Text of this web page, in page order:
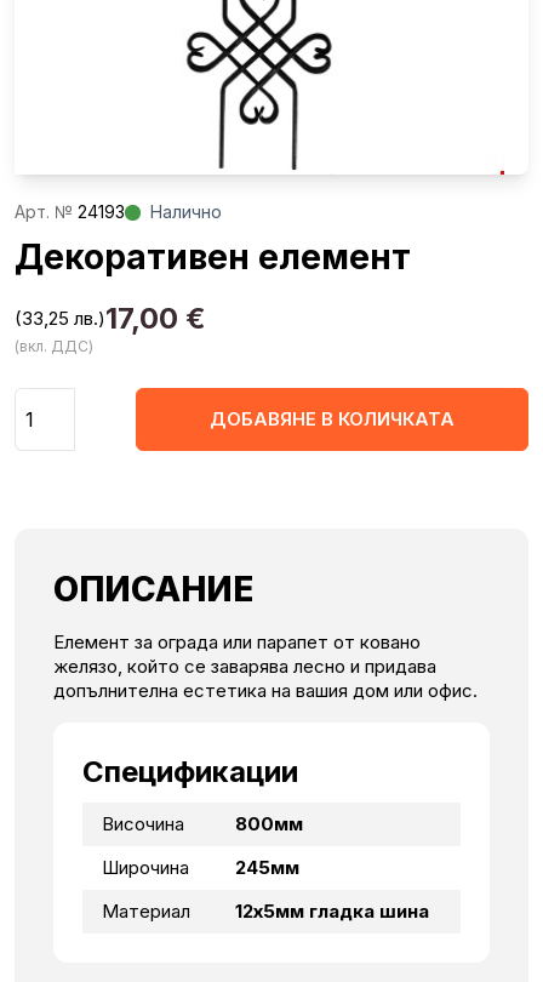
Aрт. № 24193 Налично
Декоративен елемент
17,00 €
(33,25 лв.)
(вкл. ДДС)
ДОБАВЯНЕ В КОЛИЧКАТА
ОПИСАНИЕ
Елемент за ограда или парапет от ковано
желязо, който се заварява лесно и придава
допълнителна естетика на вашия дом или офис.
Спецификации
Височина
800мм
Широчина
245мм
Материал
12х5мм гладка шина